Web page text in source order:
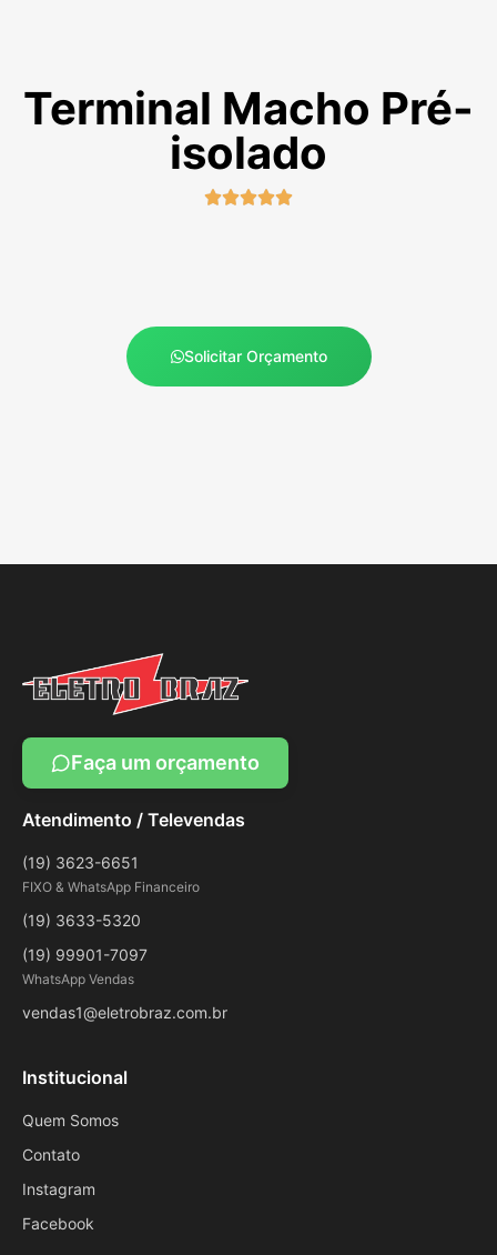
Terminal Macho Pré-
isolado

Solicitar Orçamento
Faça um orçamento
Atendimento / Televendas
(19) 3623-6651
FIXO & WhatsApp Financeiro
(19) 3633-5320
(19) 99901-7097
WhatsApp Vendas
vendas1@eletrobraz.com.br
Institucional
Quem Somos
Contato
Instagram
Facebook